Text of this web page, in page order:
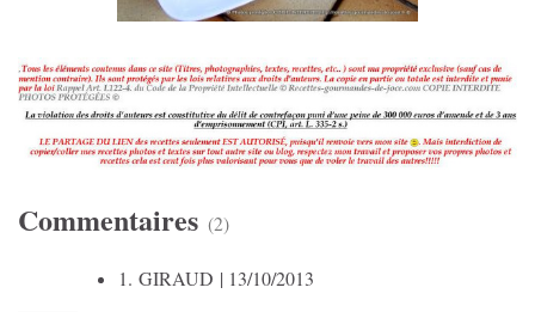
Commentaires (2)
1. GIRAUD | 13/10/2013